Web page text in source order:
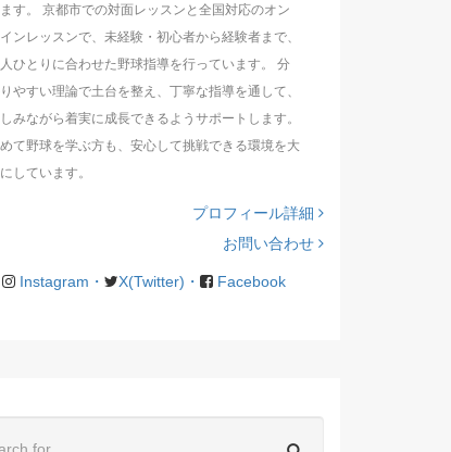
す。 京都市での対面レッスンと全国対応のオン
ンレッスンで、未経験・初心者から経験者まで、
ひとりに合わせた野球指導を行っています。 分
やすい理論で土台を整え、丁寧な指導を通して、
みながら着実に成長できるようサポートします。
て野球を学ぶ方も、安心して挑戦できる環境を大
しています。
プロフィール詳細
お問い合わせ
Instagram・ X(Twitter)・ Facebook